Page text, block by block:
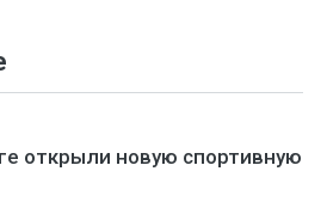
открыли новую спортивную